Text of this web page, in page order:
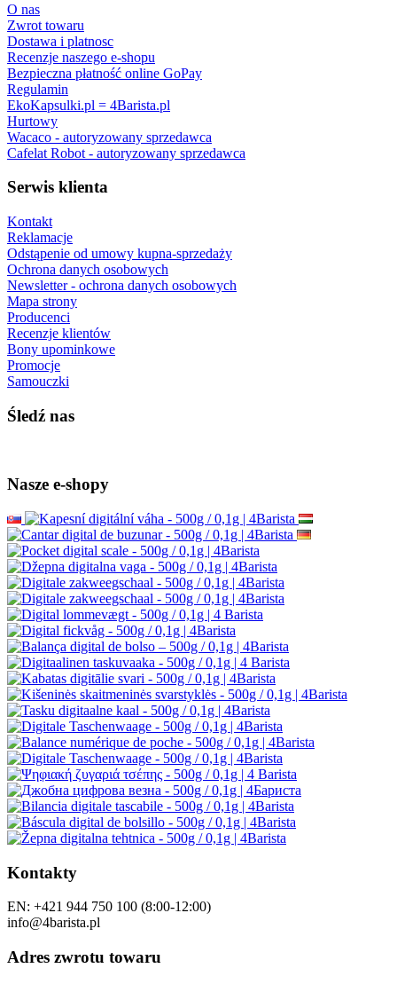
O nas
Zwrot towaru
Dostawa i platnosc
Recenzje naszego e-shopu
Bezpieczna płatność online GoPay
Regulamin
EkoKapsulki.pl = 4Barista.pl
Hurtowy
Wacaco - autoryzowany sprzedawca
Cafelat Robot - autoryzowany sprzedawca
Serwis klienta
Kontakt
Reklamacje
Odstąpenie od umowy kupna-sprzedaży
Ochrona danych osobowych
Newsletter - ochrona danych osobowych
Mapa strony
Producenci
Recenzje klientów
Bony upominkowe
Promocje
Samouczki
Śledź nas
Nasze e-shopy
Kontakty
EN: +421 944 750 100 (8:00-12:00)
info@4barista.pl
Adres zwrotu towaru